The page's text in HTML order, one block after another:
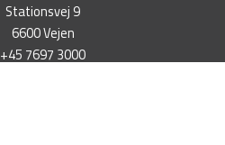
Stationsvej 9
6600 Vejen
+45 7697 3000